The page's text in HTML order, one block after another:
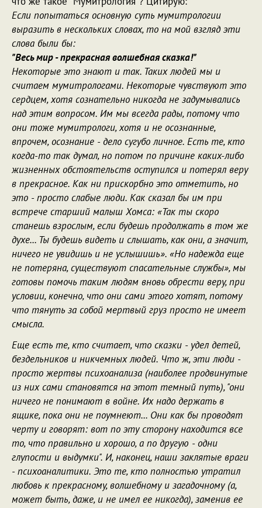
Если попытаться основную суть мумитрологии
выразить в нескольких словах, то на мой взгляд эти
слова были бы:
"Весь мир - прекрасная волшебная сказка!"
Некоторые это знают и так. Таких людей мы и
считаем мумитрологами. Некоторые чувствуют это
сердцем, хотя сознательно никогда не задумывались
над этим вопросом. Им мы всегда рады, потому что
они тоже мумитрологи, хотя и не осознанные,
впрочем, осознание - дело сугубо личное. Есть те, кто
когда-то так думал, но потом по причине каких-либо
жизненных обстоятельств оступился и потерял веру
в прекрасное. Как ни прискорбно это отметить, но
это - просто слабые люди. Как сказал бы им при
встрече старший малыш Хомса: «Так ты скоро
станешь взрослым, если будешь продолжать в том же
духе... Ты будешь видеть и слышать, как они, а значит,
ничего не увидишь и не услышишь». «Но надежда еще
не потеряна, существуют спасательные службы», мы
готовы помочь таким людям вновь обрести веру, при
условии, конечно, что они сами этого хотят, потому
что тянуть за собой мертвый груз просто не имеет
смысла.
Еще есть те, кто считает, что сказки - удел детей,
бездельников и никчемных людей. Что ж, эти люди -
просто жертвы психоанализа (наиболее продвинутые
из них сами становятся на этот темный путь), "они
ничего не понимают в войне. Их надо держать в
ящике, пока они не поумнеют... Они как бы проводят
черту и говорят: вот по эту сторону находится все
то, что правильно и хорошо, а по другую - одни
глупости и выдумки". И, наконец, наши заклятые враги
- психоаналитики. Это те, кто полностью утратил
любовь к прекрасному, волшебному и загадочному (а,
может быть, даже, и не имел ее никогда), заменив ее